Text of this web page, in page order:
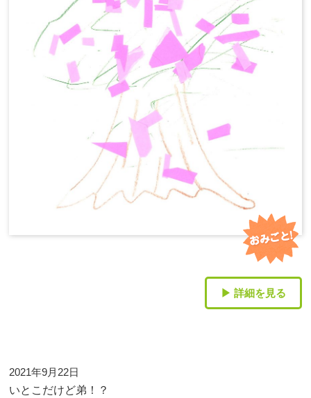
▶ 詳細を見る
2021年9月22日
いとこだけど弟！？